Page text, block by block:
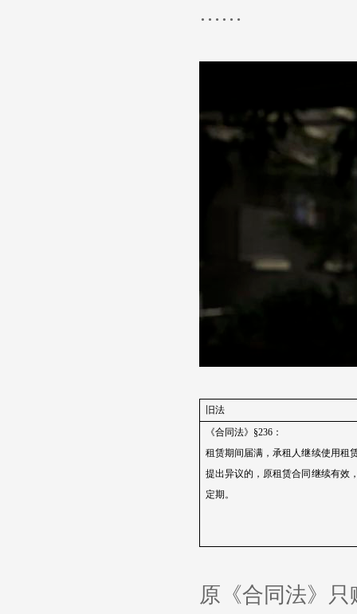
……
旧法
《合同法》§236 ：
租赁期间届满，承租人继续使用租
提出异议的，原租赁合同继续有效
定期。
原《合同法》